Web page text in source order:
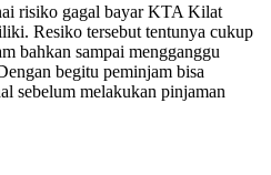
risiko gagal bayar KTA Kilat
Resiko tersebut tentunya cukup
bahkan sampai mengganggu
begitu peminjam bisa
sebelum melakukan pinjaman